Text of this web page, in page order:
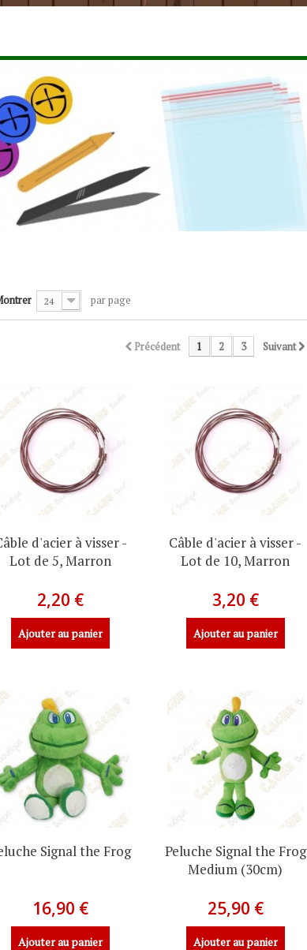
24 par page
Précédent 1 2 3 Suivant
d'acier à visser -
Lot de 5, Marron
2,20 €
Ajouter au panier
Câble d'acier à visser -
Lot de 10, Marron
3,20 €
Ajouter au panier
Signal the Frog
16,90 €
Ajouter au panier
Peluche Signal the Frog
Medium (30cm)
25,90 €
Ajouter au panier